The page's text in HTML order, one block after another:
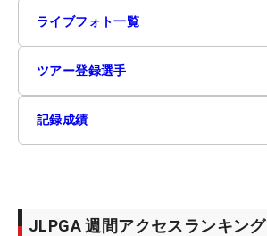
ライブフォト一覧
ツアー登録選手
記録成績
JLPGA 週間アクセスランキング